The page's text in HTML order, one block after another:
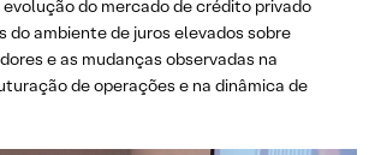
do mercado de crédito privado
do ambiente de juros elevados sobre
e as mudanças observadas na
de operações e na dinâmica de